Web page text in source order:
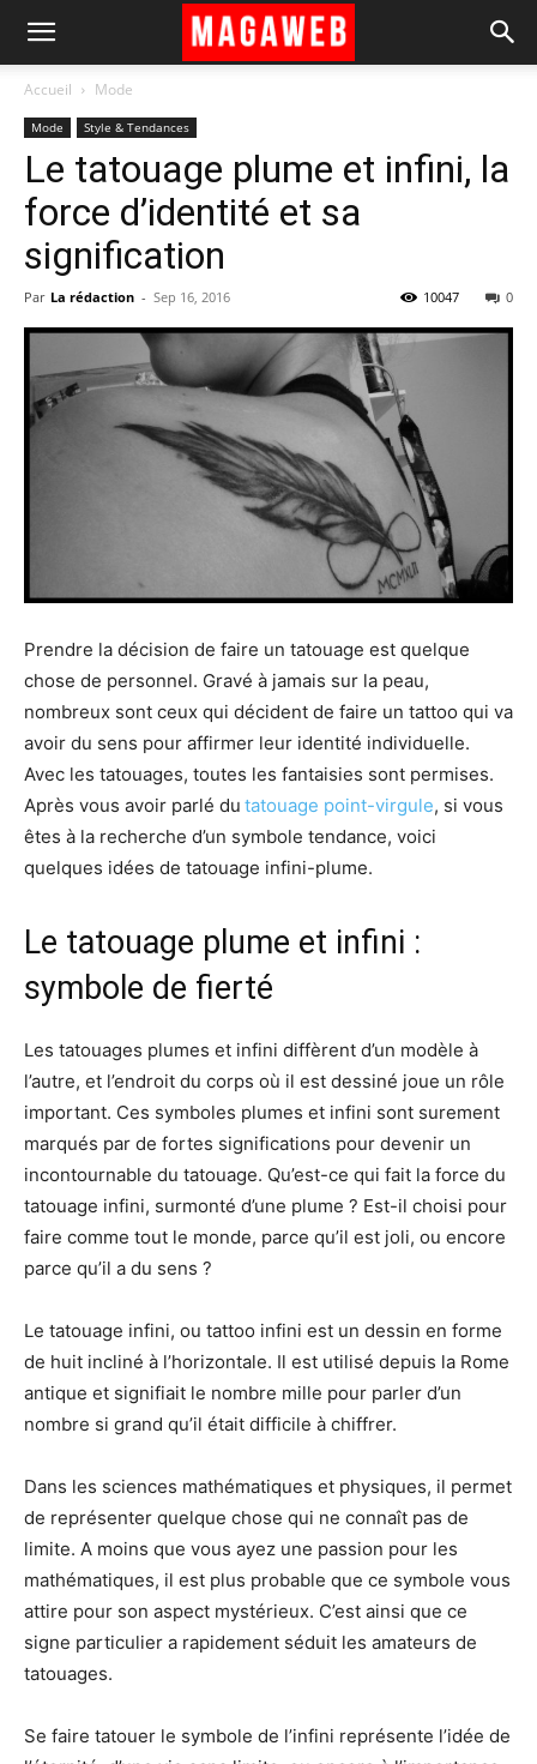
Accueil Mode
Mode Style & Tendances
Le tatouage plume et infini, la
force d’identité et sa
signification
Par La rédaction - Sep 16, 2016 0
10047
Prendre la décision de faire un tatouage est quelque
chose de personnel. Gravé à jamais sur la peau,
nombreux sont ceux qui décident de faire un tattoo qui va
avoir du sens pour affirmer leur identité individuelle.
Avec les tatouages, toutes les fantaisies sont permises.
Après vous avoir parlé du tatouage point-virgule, si vous
êtes à la recherche d’un symbole tendance, voici
quelques idées de tatouage infini-plume.
Le tatouage plume et infini :
symbole de fierté
Les tatouages plumes et infini diffèrent d’un modèle à
l’autre, et l’endroit du corps où il est dessiné joue un rôle
important. Ces symboles plumes et infini sont surement
marqués par de fortes significations pour devenir un
incontournable du tatouage. Qu’est-ce qui fait la force du
tatouage infini, surmonté d’une plume ? Est-il choisi pour
faire comme tout le monde, parce qu’il est joli, ou encore
parce qu’il a du sens ?
Le tatouage infini, ou tattoo infini est un dessin en forme
de huit incliné à l’horizontale. Il est utilisé depuis la Rome
antique et signifiait le nombre mille pour parler d’un
nombre si grand qu’il était difficile à chiffrer.
Dans les sciences mathématiques et physiques, il permet
de représenter quelque chose qui ne connaît pas de
limite. A moins que vous ayez une passion pour les
mathématiques, il est plus probable que ce symbole vous
attire pour son aspect mystérieux. C’est ainsi que ce
signe particulier a rapidement séduit les amateurs de
tatouages.
Se faire tatouer le symbole de l’infini représente l’idée de